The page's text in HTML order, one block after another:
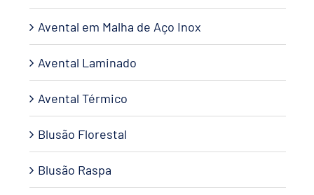
Avental em Malha de Aço Inox
Avental Laminado
Avental Térmico
Blusão Florestal
Blusão Raspa